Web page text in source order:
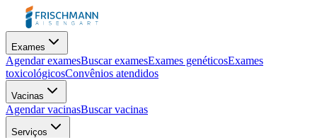
Exames
Agendar examesBuscar examesExames genéticosExames
toxicológicosConvênios atendidos
Vacinas
Agendar vacinasBuscar vacinas
Serviços